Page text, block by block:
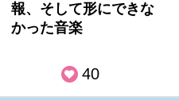
報、そして形にできな
かった音楽
40